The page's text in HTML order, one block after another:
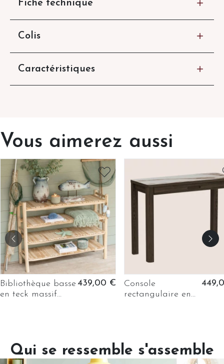
Fiche technique
Colis
Caractéristiques
Vous aimerez aussi
Bibliothèque basse
en teck massif
439,00 €
Console
rectangulaire en
Qui se ressemble s'assemble